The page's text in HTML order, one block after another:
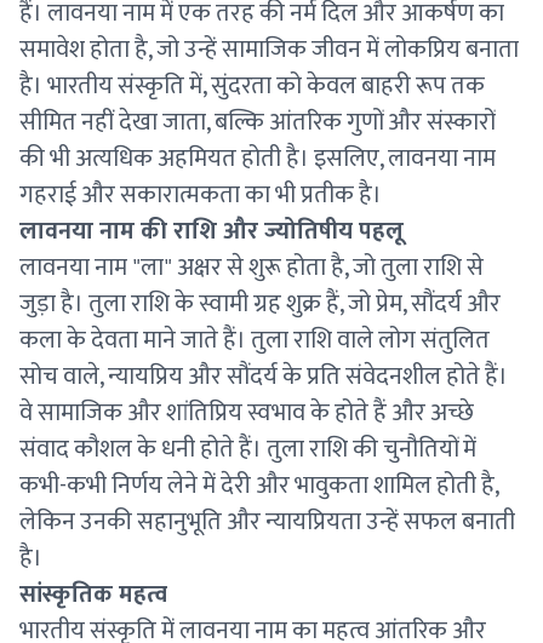
हैं। लावनया नाम में एक तरह की नर्म दिल और आकर्षण का
समावेश होता है, जो उन्हें सामाजिक जीवन में लोकप्रिय बनाता
है। भारतीय संस्कृति में, सुंदरता को केवल बाहरी रूप तक
सीमित नहीं देखा जाता, बल्कि आंतरिक गुणों और संस्कारों
की भी अत्यधिक अहमियत होती है। इसलिए, लावनया नाम
गहराई और सकारात्मकता का भी प्रतीक है।
लावनया नाम की राशि और ज्योतिषीय पहलू
लावनया नाम "ला" अक्षर से शुरू होता है, जो तुला राशि से
जुड़ा है। तुला राशि के स्वामी ग्रह शुक्र हैं, जो प्रेम, सौंदर्य और
कला के देवता माने जाते हैं। तुला राशि वाले लोग संतुलित
सोच वाले, न्यायप्रिय और सौंदर्य के प्रति संवेदनशील होते हैं।
वे सामाजिक और शांतिप्रिय स्वभाव के होते हैं और अच्छे
संवाद कौशल के धनी होते हैं। तुला राशि की चुनौतियों में
कभी-कभी निर्णय लेने में देरी और भावुकता शामिल होती है,
लेकिन उनकी सहानुभूति और न्यायप्रियता उन्हें सफल बनाती
है।
सांस्कृतिक महत्व
भारतीय संस्कृति में लावनया नाम का महत्व आंतरिक और